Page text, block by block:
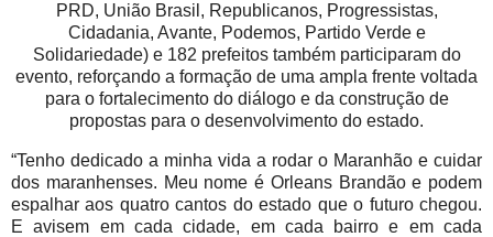
PRD, União Brasil, Republicanos, Progressistas,
Cidadania, Avante, Podemos, Partido Verde e
Solidariedade) e 182 prefeitos também participaram do
evento, reforçando a formação de uma ampla frente voltada
para o fortalecimento do diálogo e da construção de
propostas para o desenvolvimento do estado.
“Tenho dedicado a minha vida a rodar o Maranhão e cuidar
dos maranhenses. Meu nome é Orleans Brandão e podem
espalhar aos quatro cantos do estado que o futuro chegou.
E avisem em cada cidade, em cada bairro e em cada